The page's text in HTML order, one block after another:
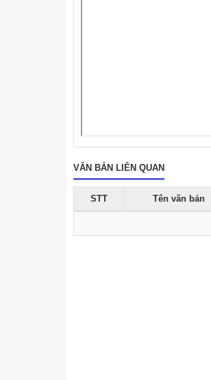
VĂN BẢN LIÊN QUAN
STT Tên văn bản